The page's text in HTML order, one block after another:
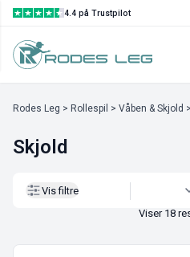
4.4 på Trustpilot
Vis filtre
Rodes Leg > Rollespil > Våben & Skjold
Skjold
Vis filtre
Viser 18